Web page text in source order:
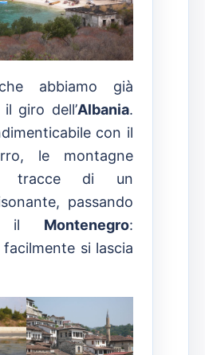
abbiamo già
giro dell’Albania.
con il
le montagne
tracce di un
passando
il Montenegro:
si lascia